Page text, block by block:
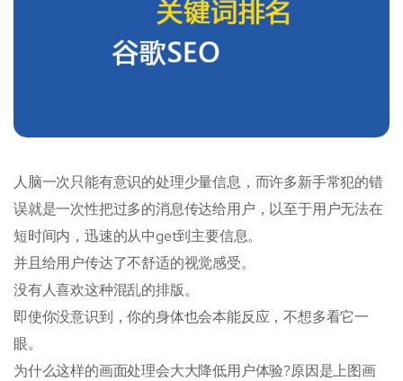
人脑一次只能有意识的处理少量信息，而许多新手常犯的错
误就是一次性把过多的消息传达给用户，以至于用户无法在
短时间内，迅速的从中get到主要信息。
并且给用户传达了不舒适的视觉感受。
没有人喜欢这种混乱的排版。
即使你没意识到，你的身体也会本能反应，不想多看它一
眼。
为什么这样的画面处理会大大降低用户体验?原因是上图画